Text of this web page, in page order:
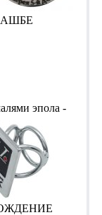
АШБЕ
эпола -